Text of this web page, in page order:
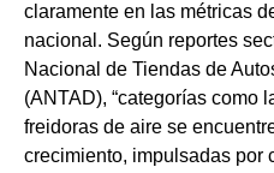
claramente en las métricas
nacional. Según reportes
Nacional de Tiendas de
(ANTAD), “categorías como
freidoras de aire se
crecimiento, impulsadas por